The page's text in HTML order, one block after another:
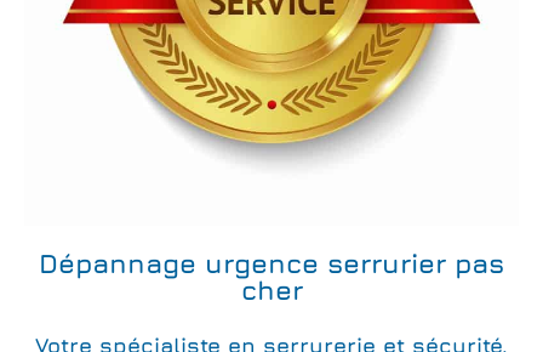
Dépannage urgence serrurier pas
cher
Votre spécialiste en serrurerie et sécurité.